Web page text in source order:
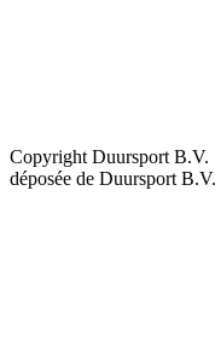
Copyright Duursport B.V.
déposée de Duursport